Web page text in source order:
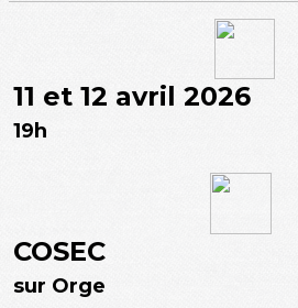
11 et 12 avril 2026
19h
COSEC
sur Orge